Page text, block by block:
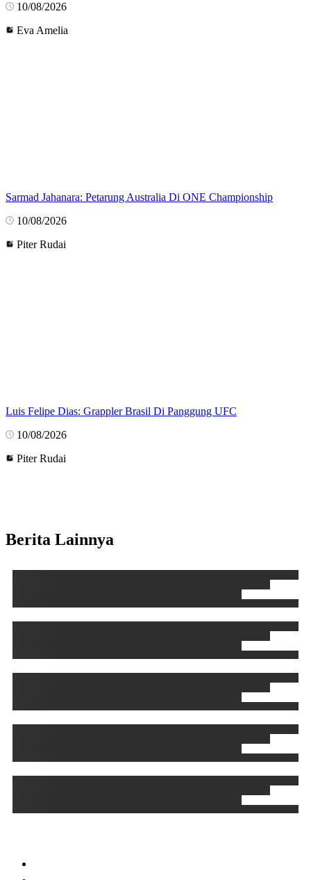
10/08/2026
Eva Amelia
Sarmad Jahanara: Petarung Australia Di ONE Championship
10/08/2026
Piter Rudai
Luis Felipe Dias: Grappler Brasil Di Panggung UFC
10/08/2026
Piter Rudai
Berita Lainnya